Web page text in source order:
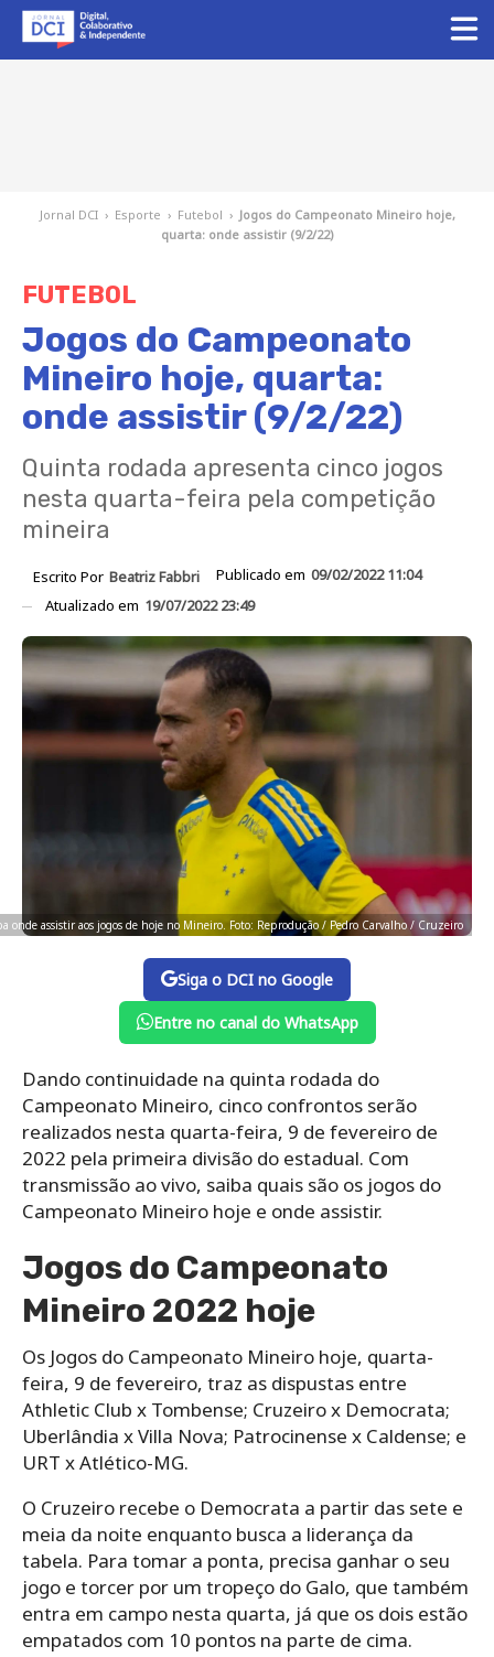
Jornal DCI › Esporte › Futebol › Jogos do Campeonato Mineiro hoje,
quarta: onde assistir (9/2/22)
FUTEBOL
Jogos do Campeonato
Mineiro hoje, quarta:
onde assistir (9/2/22)
Quinta rodada apresenta cinco jogos
nesta quarta-feira pela competição
mineira
Escrito Por Beatriz Fabbri Publicado em 09/02/2022 11:04
Atualizado em 19/07/2022 23:49
onde assistir aos jogos de hoje no Mineiro. Foto: Reprodução / Pedro Carvalho / Cruzeiro
Siga o DCI no Google
Entre no canal do WhatsApp
Dando continuidade na quinta rodada do
Campeonato Mineiro, cinco confrontos serão
realizados nesta quarta-feira, 9 de fevereiro de
2022 pela primeira divisão do estadual. Com
transmissão ao vivo, saiba quais são os jogos do
Campeonato Mineiro hoje e onde assistir.
Jogos do Campeonato
Mineiro 2022 hoje
Os Jogos do Campeonato Mineiro hoje, quarta-
feira, 9 de fevereiro, traz as dispustas entre
Athletic Club x Tombense; Cruzeiro x Democrata;
Uberlândia x Villa Nova; Patrocinense x Caldense; e
URT x Atlético-MG.
O Cruzeiro recebe o Democrata a partir das sete e
meia da noite enquanto busca a liderança da
tabela. Para tomar a ponta, precisa ganhar o seu
jogo e torcer por um tropeço do Galo, que também
entra em campo nesta quarta, já que os dois estão
empatados com 10 pontos na parte de cima.